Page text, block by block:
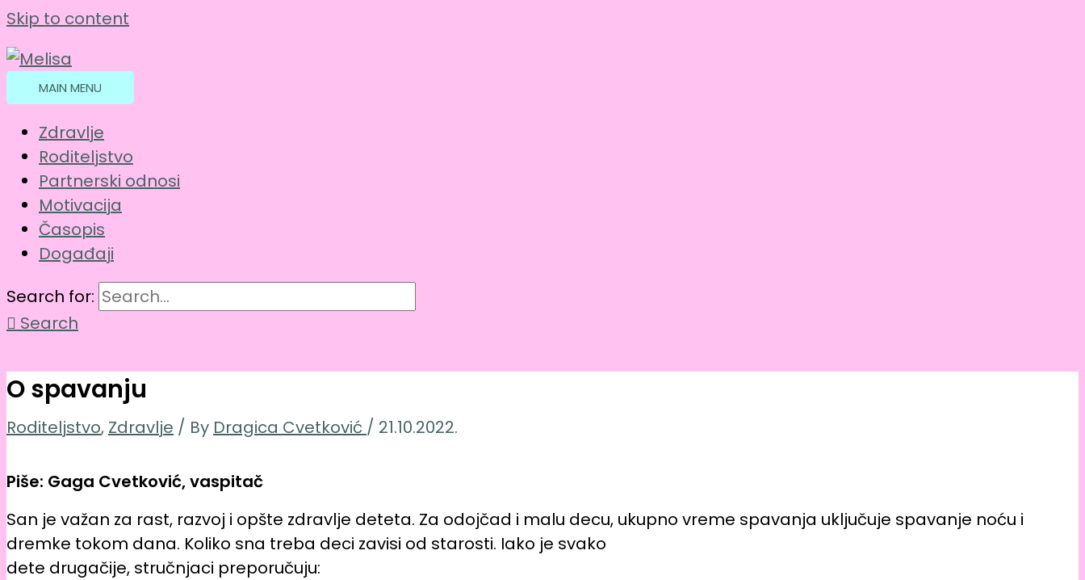
Skip to content
MAIN MENU
Zdravlje
Roditeljstvo
Partnerski odnosi
Motivacija
Časopis
Događaji
Search for:
Search
O spavanju
Roditeljstvo, Zdravlje / By Dragica Cvetković / 21.10.2022.
Piše: Gaga Cvetković, vaspitač
San je važan za rast, razvoj i opšte zdravlje deteta. Za odojčad i malu decu, ukupno vreme spavanja uključuje spavanje noću i
dremke tokom dana. Koliko sna treba deci zavisi od starosti. Iako je svako
dete drugačije, stručnjaci preporučuju: